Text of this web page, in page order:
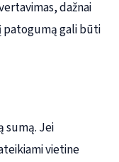
dažnai
patogumą gali būti
sumą. Jei
vietine